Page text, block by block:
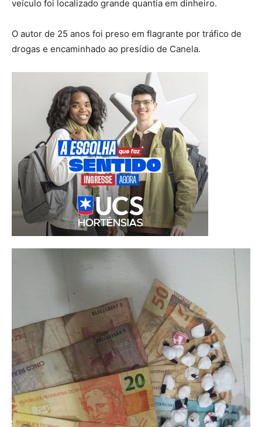
veículo foi localizado grande quantia em dinheiro.
O autor de 25 anos foi preso em flagrante por tráfico de
drogas e encaminhado ao presídio de Canela.